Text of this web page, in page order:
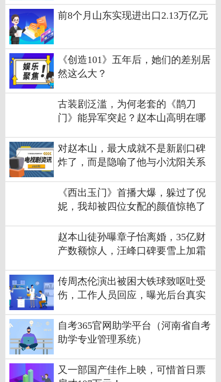
前8个月山东实现进出口2.13万亿元
《创造101》五年后，她们的差别居
然这么大？
古装剧泛滥，为何老套的《鹊刀
门》能异军突起？赵本山高明在哪
对赵本山，最大成就不是新剧口碑
炸了，而是隐喻了他与小沈阳关系
《西出玉门》首播大爆，躲过了倪
妮，我却被四位女配的颜值惊艳了
赵本山徒孙曝章子怡离婚，35亿财
产数额惊人，汪峰口碑要雪上加霜
传周杰伦演出被困大铁球致呕吐受
伤，工作人员回应，曝光后台真实
自考365官网助学平台（河南省自考
助学专业管理系统）
又一部国产佳作上映，可惜首日票